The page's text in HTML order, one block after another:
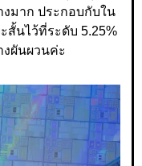
มาก ประกอบกับใน
สั้นไว้ที่ระดับ 5.25%
ผันผวนค่ะ